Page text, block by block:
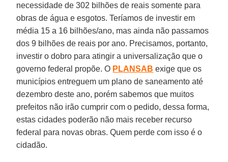
necessidade de 302 bilhões de reais somente para
obras de água e esgotos. Teríamos de investir em
média 15 a 16 bilhões/ano, mas ainda não passamos
dos 9 bilhões de reais por ano. Precisamos, portanto,
investir o dobro para atingir a universalização que o
governo federal propõe. O PLANSAB exige que os
municípios entreguem um plano de saneamento até
dezembro deste ano, porém sabemos que muitos
prefeitos não irão cumprir com o pedido, dessa forma,
estas cidades poderão não mais receber recurso
federal para novas obras. Quem perde com isso é o
cidadão.